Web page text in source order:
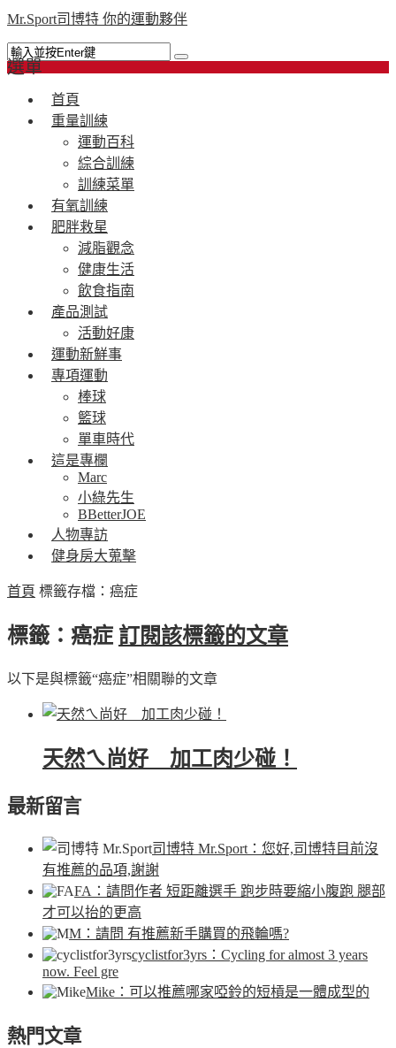
Mr.Sport司博特 你的運動夥伴
選單
首頁
重量訓練
運動百科
綜合訓練
訓練菜單
有氧訓練
肥胖救星
減脂觀念
健康生活
飲食指南
產品測試
活動好康
運動新鮮事
專項運動
棒球
籃球
單車時代
這是專欄
Marc
小綠先生
BBetterJOE
人物專訪
健身房大蒐擊
首頁 標籤存檔：癌症
標籤：癌症 訂閱該標籤的文章
以下是與標籤“癌症”相關聯的文章
天然ㄟ尚好 加工肉少碰！
最新留言
司博特 Mr.Sport ：您好,司博特目前沒
有推薦的品項,謝謝
FA ：請問作者 短距離選手 跑步時要縮小腹跑 腿部
才可以抬的更高
M ：請問 有推薦新手購買的飛輪嗎?
cyclistfor3yrs ：Cycling for almost 3 years
now. Feel gre
Mike ：可以推薦哪家啞鈴的短槓是一體成型的
熱門文章